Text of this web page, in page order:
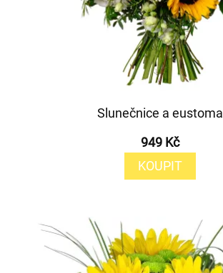
Slunečnice a eustoma
949 Kč
KOUPIT